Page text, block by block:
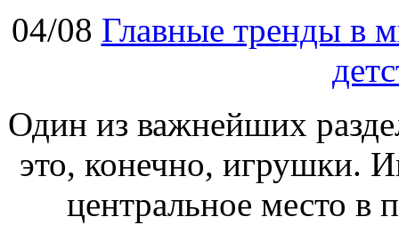
04/08 Главные тренды в
Один из важнейших
это, конечно, игрушки.
центральное место в